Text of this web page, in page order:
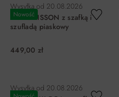
Nowość
Wysyłka od 20.08.2026
Biurko LISSON z szafką i
szufladą piaskowy
449,00 zł
Wysyłka od 20.08.2026